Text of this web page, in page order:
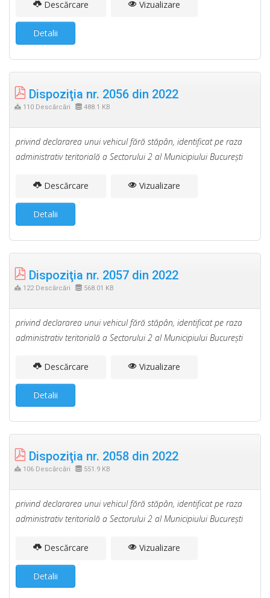
Descărcare Vizualizare
Detalii
Dispoziţia nr. 2056 din 2022
110 Descărcări 488.1 KB
privind declararea unui vehicul fără stăpân, identificat pe raza
administrativ teritorială a Sectorului 2 al Municipiului Bucureşti
Descărcare Vizualizare
Detalii
Dispoziţia nr. 2057 din 2022
122 Descărcări 568.01 KB
privind declararea unui vehicul fără stăpân, identificat pe raza
administrativ teritorială a Sectorului 2 al Municipiului Bucureşti
Descărcare Vizualizare
Detalii
Dispoziţia nr. 2058 din 2022
106 Descărcări 551.9 KB
privind declararea unui vehicul fără stăpân, identificat pe raza
administrativ teritorială a Sectorului 2 al Municipiului Bucureşti
Descărcare Vizualizare
Detalii